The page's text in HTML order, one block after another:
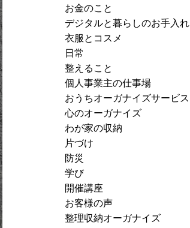
お金のこと
デジタルと暮らしのお手入れ
衣服とコスメ
日常
整えること
個人事業主の仕事場
おうちオーガナイズサービス
心のオーガナイズ
わが家の収納
片づけ
防災
学び
開催講座
お客様の声
整理収納オーガナイズ